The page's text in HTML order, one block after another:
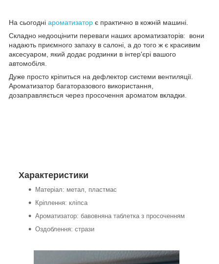
На сьогодні ароматизатор є практично в кожній машині.
Складно недооцінити переваги наших ароматизаторів: вони
надають приємного запаху в салоні, а до того ж є красивим
аксесуаром, який додає родзинки в інтер'єрі вашого
автомобіля.
Дуже просто кріпиться на дефлектор системи вентиляції.
Ароматизатор багаторазового використання,
дозаправляється через просочення ароматом вкладки.
Характеристики
Матеріал: метал, пластмас
Кріплення: кліпса
Ароматизатор: бавовняна таблетка з просоченням
Оздоблення: стрази